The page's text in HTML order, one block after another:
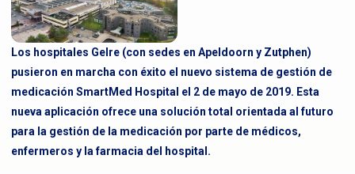
Los hospitales Gelre (con sedes en Apeldoorn y Zutphen)
pusieron en marcha con éxito el nuevo sistema de gestión de
medicación SmartMed Hospital el 2 de mayo de 2019. Esta
nueva aplicación ofrece una solución total orientada al futuro
para la gestión de la medicación por parte de médicos,
enfermeros y la farmacia del hospital.